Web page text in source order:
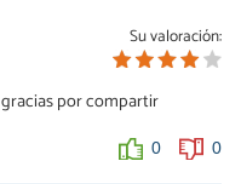
Su valoración:
por compartir
0 0